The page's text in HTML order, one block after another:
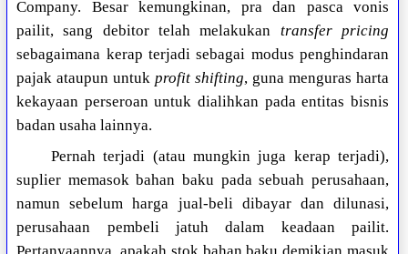
Company. Besar kemungkinan, pra dan pasca vonis
pailit, sang debitor telah melakukan transfer pricing
sebagaimana kerap terjadi sebagai modus penghindaran
pajak ataupun untukprofit shifting, guna menguras harta
kekayaan perseroan untuk dialihkan pada entitas bisnis
badan usaha lainnya.
Pernah terjadi (atau mungkin juga kerap terjadi),
suplier memasok bahan baku pada sebuah perusahaan,
namun sebelum harga jual-beli dibayar dan dilunasi,
perusahaan pembeli jatuh dalam keadaan pailit.